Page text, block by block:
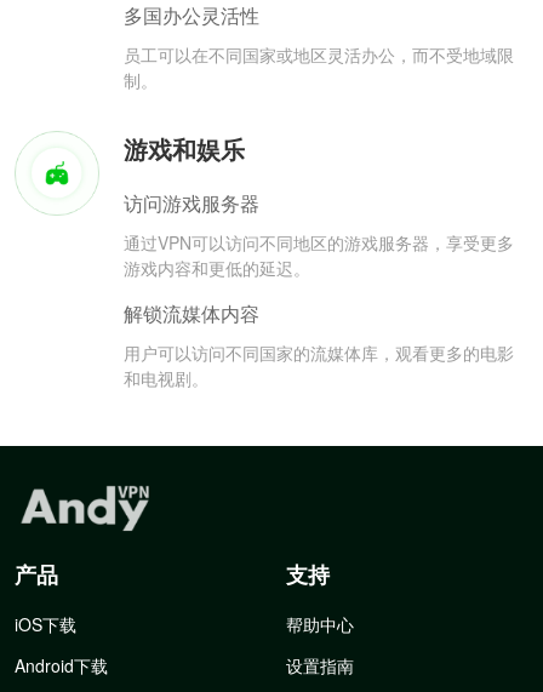
多国办公灵活性
员工可以在不同国家或地区灵活办公，而不受地域限
制。
游戏和娱乐
访问游戏服务器
通过VPN可以访问不同地区的游戏服务器，享受更多
游戏内容和更低的延迟。
解锁流媒体内容
用户可以访问不同国家的流媒体库，观看更多的电影
和电视剧。
产品
iOS下载
Android下载
支持
帮助中心
设置指南